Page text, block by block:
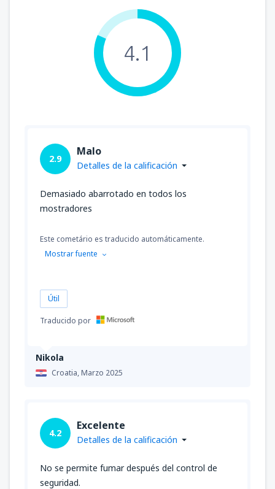
4.1
Nikola
Croatia,Marzo 2025
2.9
Malo
Detalles de la calificación
Demasiado abarrotado en todos los
mostradores
Este cometário es traducido automáticamente.
Mostrar fuente
Útil
Traducido por
4.2
Excelente
Detalles de la calificación
No se permite fumar después del control de
seguridad.